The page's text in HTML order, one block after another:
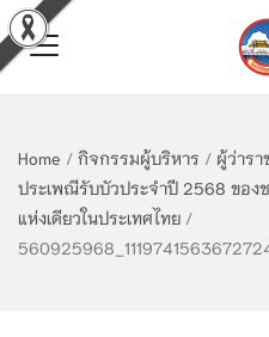
Home / กิจกรรมผู้บริหาร / ผู้ว่าร
ประเพณีรับบัวประจำปี 2568 ของ
แห่งเดียวในประเทศไทย /